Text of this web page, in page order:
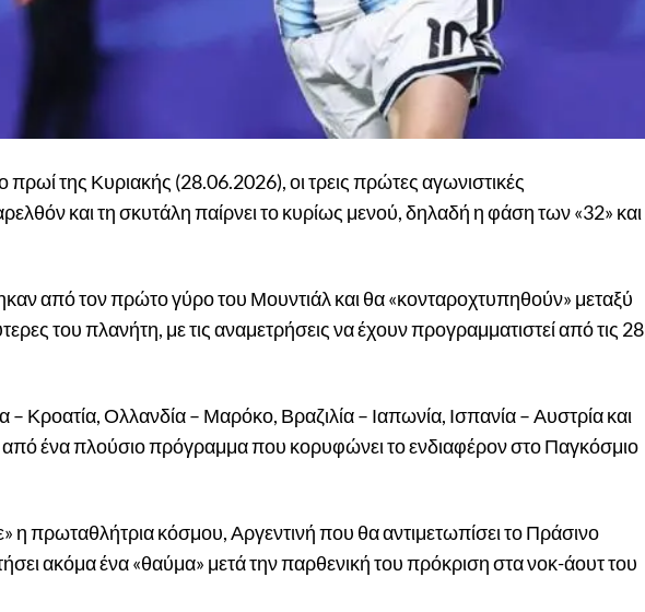
της Κυριακής (28.06.2026), οι τρεις πρώτες αγωνιστικές
και τη σκυτάλη παίρνει το κυρίως μενού, δηλαδή η φάση των «32» και
από τον πρώτο γύρο του Μουντιάλ και θα «κονταροχτυπηθούν» μεταξύ
του πλανήτη, με τις αναμετρήσεις να έχουν προγραμματιστεί από τις 28
Κροατία, Ολλανδία – Μαρόκο, Βραζιλία – Ιαπωνία, Ισπανία – Αυστρία και
από ένα πλούσιο πρόγραμμα που κορυφώνει το ενδιαφέρον στο Παγκόσμιο
η πρωταθλήτρια κόσμου, Αργεντινή που θα αντιμετωπίσει το Πράσινο
ακόμα ένα «θαύμα» μετά την παρθενική του πρόκριση στα νοκ-άουτ του